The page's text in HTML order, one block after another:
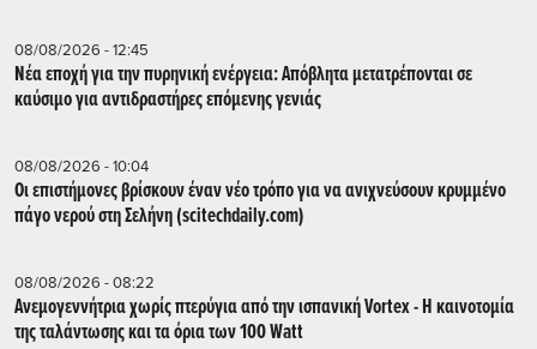
08/08/2026 - 12:45
Νέα εποχή για την πυρηνική ενέργεια: Απόβλητα μετατρέπονται σε
καύσιμο για αντιδραστήρες επόμενης γενιάς
08/08/2026 - 10:04
Οι επιστήμονες βρίσκουν έναν νέο τρόπο για να ανιχνεύσουν κρυμμένο
πάγο νερού στη Σελήνη (scitechdaily.com)
08/08/2026 - 08:22
Ανεμογεννήτρια χωρίς πτερύγια από την ισπανική Vortex - Η καινοτομία
της ταλάντωσης και τα όρια των 100 Watt